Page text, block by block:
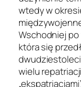
wtedy w
Wschodniej
która się
wielu